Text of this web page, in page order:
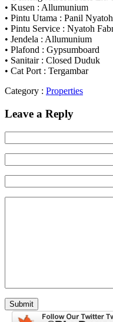
• Kusen : Allumunium
• Pintu Utama : Panil
• Pintu Service : Nyatoh
• Jendela : Allumunium
• Plafond : Gypsumboard
• Sanitair : Closed Duduk
• Cat Port : Tergambar
Category : Properties
Leave a Reply